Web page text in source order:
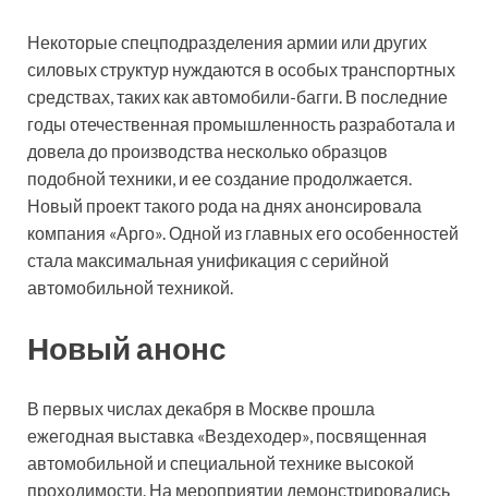
Некоторые спецподразделения армии или других
силовых структур нуждаются в особых транспортных
средствах, таких как автомобили-багги. В последние
годы отечественная промышленность разработала и
довела до производства несколькообразцов
подобной техники, и ее создание продолжается.
Новый проект такого рода на днях анонсировала
компания «Арго». Одной из главных его особенностей
стала максимальная унификация с серийной
автомобильной техникой.
Новый анонс
В первых числах декабря в Москве прошла
ежегодная выставка «Вездеходер», посвященная
автомобильной и специальной технике высокой
проходимости. На мероприятии демонстрировались